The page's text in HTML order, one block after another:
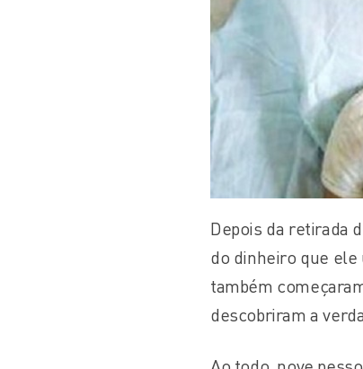
Depois da retirada
do dinheiro que ele
também
descobriram a